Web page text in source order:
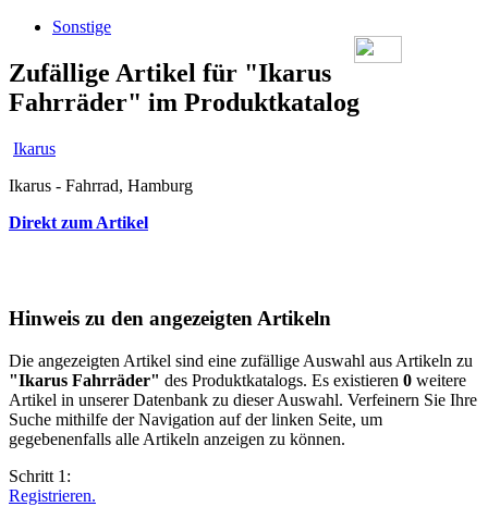
Sonstige
Zufällige Artikel für "Ikarus
Fahrräder" im Produktkatalog
Ikarus
Ikarus - Fahrrad, Hamburg
Direkt zum Artikel
Hinweis zu den angezeigten Artikeln
Die angezeigten Artikel sind eine zufällige Auswahl aus Artikeln zu
"Ikarus Fahrräder" des Produktkatalogs. Es existieren 0 weitere
Artikel in unserer Datenbank zu dieser Auswahl. Verfeinern Sie Ihre
Suche mithilfe der Navigation auf der linken Seite, um
gegebenenfalls alle Artikeln anzeigen zu können.
Schritt 1:
Registrieren.